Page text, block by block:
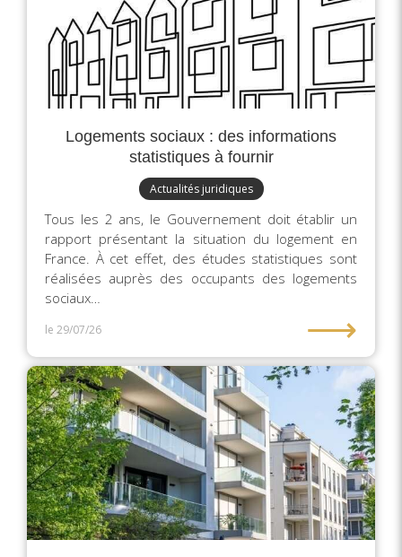
Logements sociaux : des informations
statistiques à fournir
Actualités juridiques
Tous les 2 ans, le Gouvernement doit établir un
rapport présentant la situation du logement en
France. À cet effet, des études statistiques sont
réalisées auprès des occupants des logements
sociaux…
le 29/07/26 ⟶